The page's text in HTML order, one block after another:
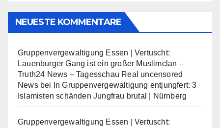
NEUESTE KOMMENTARE
Gruppenvergewaltigung Essen | Vertuscht:
Lauenburger Gang ist ein großer Muslimclan –
Truth24 News – Tagesschau Real uncensored
Newsbei
In Gruppenvergewaltigung entjungfert: 3
Islamisten schänden Jungfrau brutal | Nürnberg
Gruppenvergewaltigung Essen | Vertuscht: